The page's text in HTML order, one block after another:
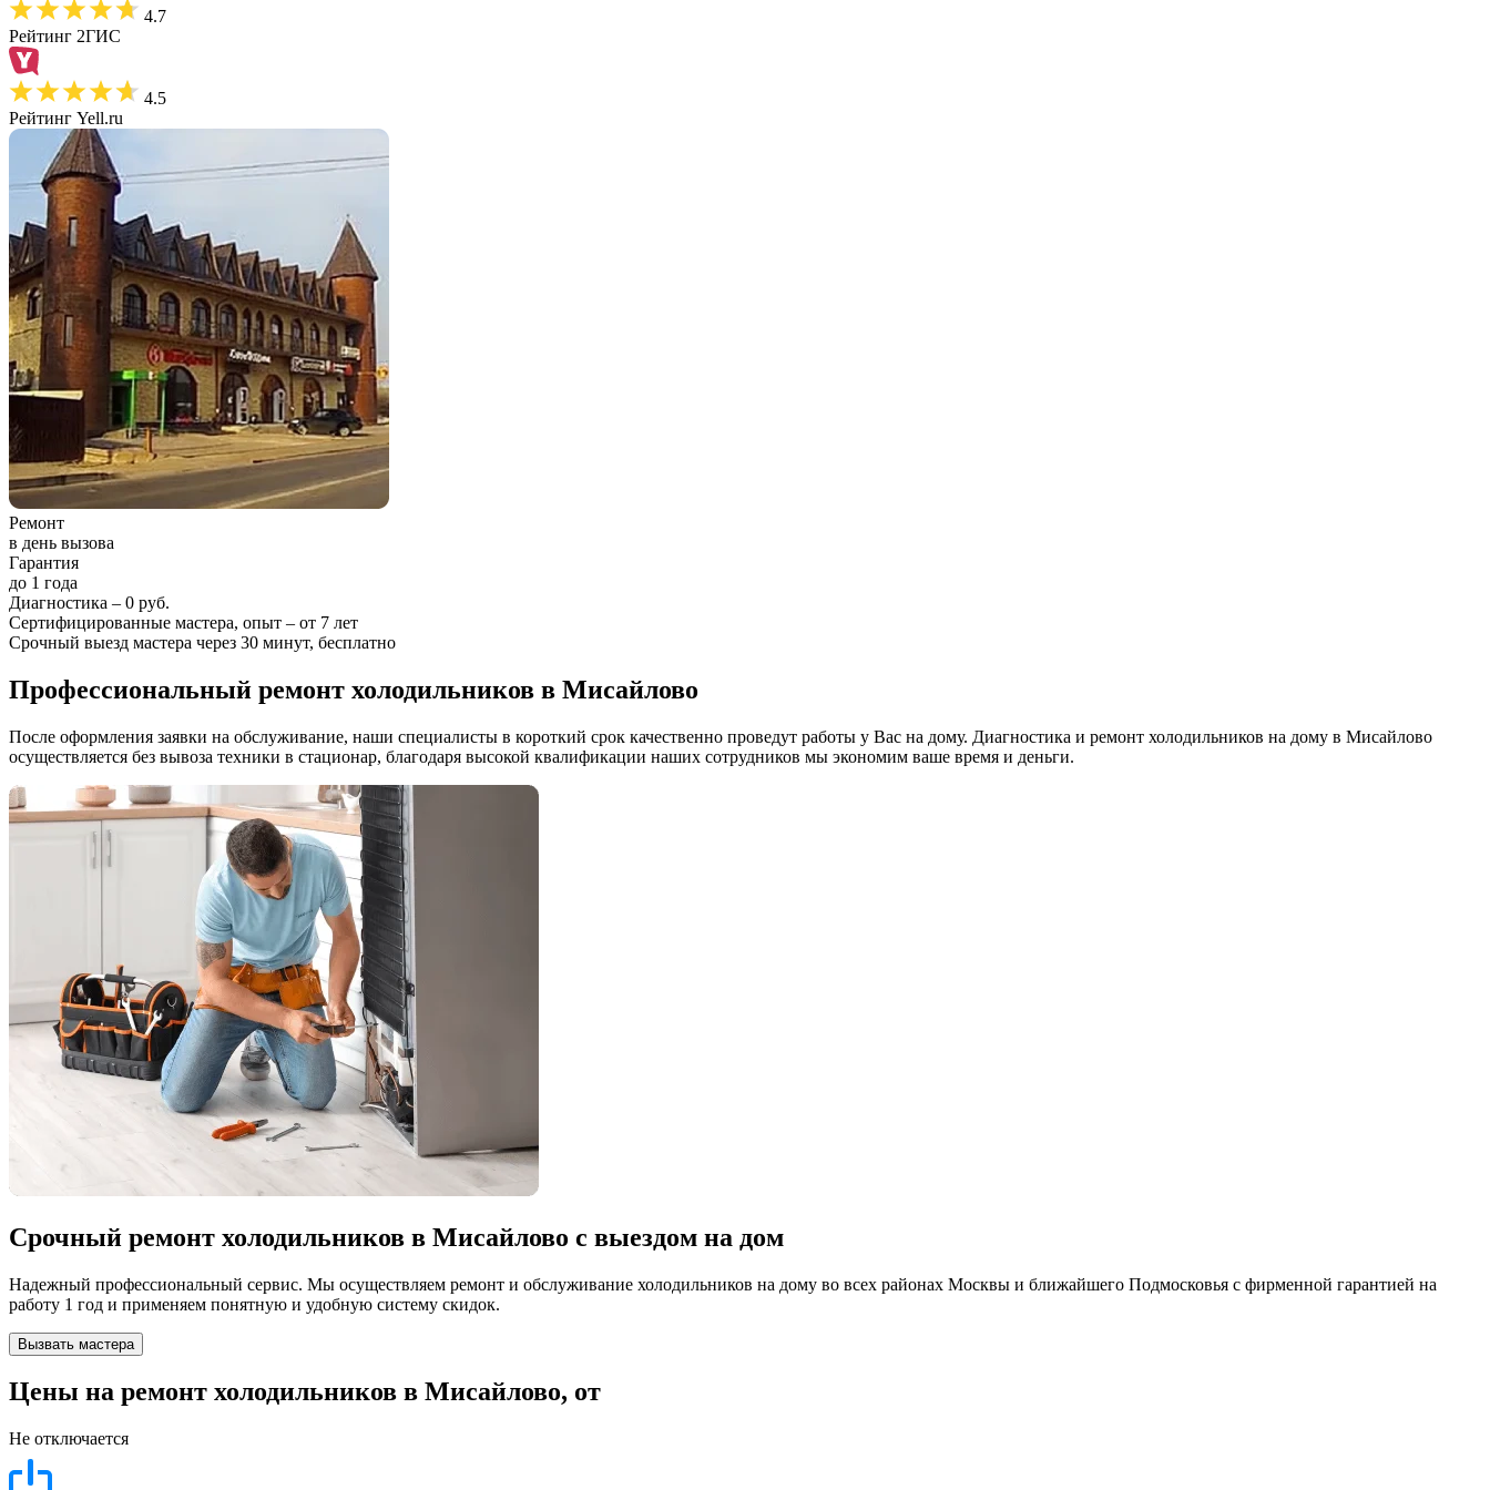
4.7
Рейтинг 2ГИС
4.5
Рейтинг Yell.ru
Ремонт
в день вызова
Гарантия
до 1 года
Диагностика – 0 руб.
Сертифицированные мастера, опыт – от 7 лет
Срочный выезд мастера через 30 минут, бесплатно
Профессиональный ремонт холодильников в Мисайлово
После оформления заявки на обслуживание, наши специалисты в короткий срок качественно проведут работы у Вас на дому. Диагностика и ремонт холодильников на дому в Мисайлово
осуществляется без вывоза техники в стационар, благодаря высокой квалификации наших сотрудников мы экономим ваше время и деньги.
Срочный ремонт холодильников в Мисайлово с выездом на дом
Надежный профессиональный сервис. Мы осуществляем ремонт и обслуживание холодильников на дому во всех районах Москвы и ближайшего Подмосковья с фирменной гарантией на
работу 1 год и применяем понятную и удобную систему скидок.
Вызвать мастера
Цены на ремонт холодильников в Мисайлово, от
Не отключается